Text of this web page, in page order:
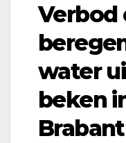
Verbod
water
beken
Brabant